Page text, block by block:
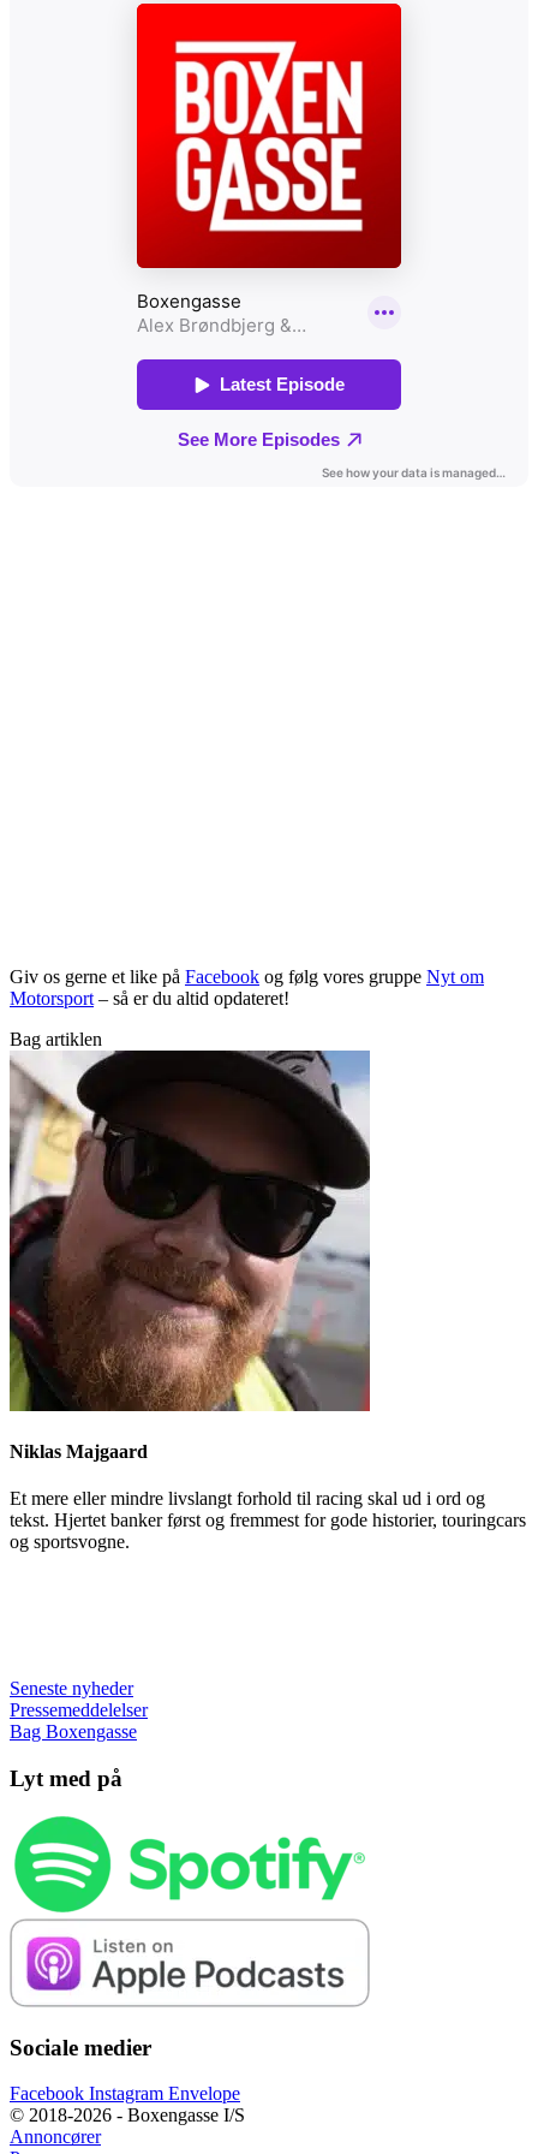
Giv os gerne et like på Facebook og følg vores gruppe Nyt om
Motorsport – så er du altid opdateret!
Bag artiklen
Niklas Majgaard
Et mere eller mindre livslangt forhold til racing skal ud i ord og
tekst. Hjertet banker først og fremmest for gode historier, touringcars
og sportsvogne.
Seneste nyheder
Pressemeddelelser
Bag Boxengasse
Lyt med på
Sociale medier
Facebook Instagram Envelope
© 2018-2026 - Boxengasse I/S
Annoncører